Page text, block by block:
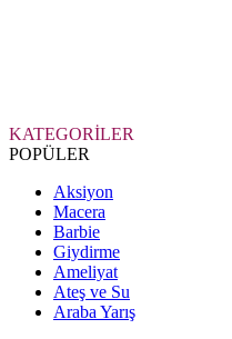
KATEGORİLER
POPÜLER
Aksiyon
Macera
Barbie
Giydirme
Ameliyat
Ateş ve Su
Araba Yarış